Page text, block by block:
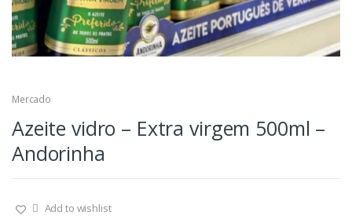
Mercado
Azeite vidro – Extra virgem 500ml –
Andorinha
Add to wishlist